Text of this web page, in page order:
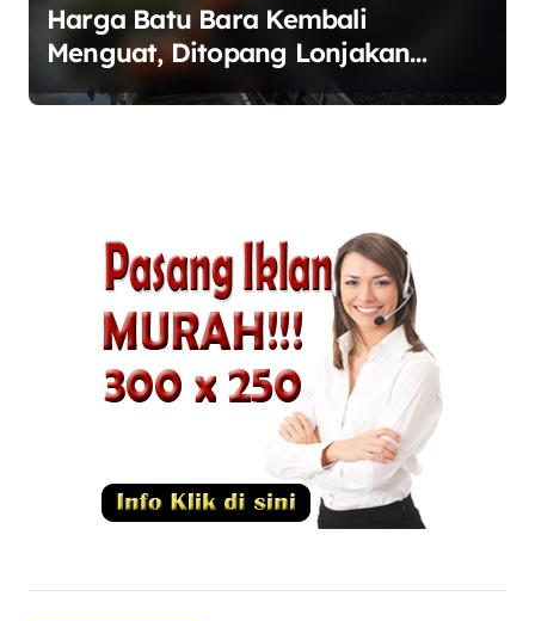
Harga Batu Bara Kembali
Menguat, Ditopang Lonjakan
Harga Minyak dan Pasokan Ketat